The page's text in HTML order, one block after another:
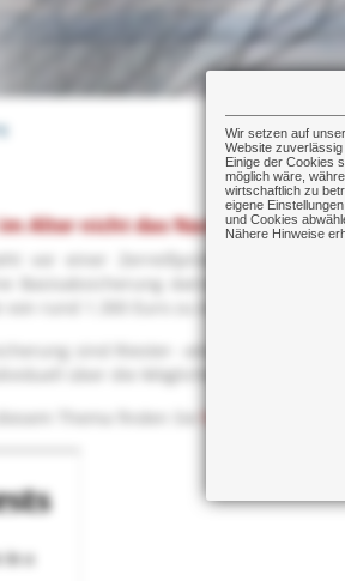
Wir setzen auf
Website zuverlässig
Einige der Cookies
möglich wäre,
wirtschaftlich zu
eigene
und Cookies
Nähere Hinweise
Alter nicht das Nachsehen
vor einer Zerreißprobe: Immer
Basisabsicherung darstellen.
von rund 1.300 Euro zu erhalten. Eine
sind Riester- oder Rürup-
über die Möglichkeiten, Ihre
Thema finden Sie